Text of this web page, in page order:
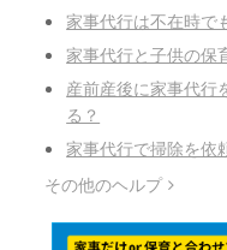
家事代行は不在時で
家事代行と子供の保
産前産後に家事代行
る？
家事代行で掃除を依
その他のヘルプ